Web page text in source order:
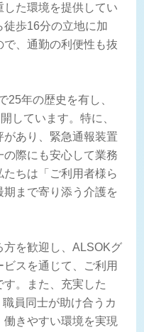
た環境を提供してい
徒歩16分の立地に加
で、通勤の利便性も抜
25年の歴史を有し、
しています。特に、
あり、緊急通報装置
際にも安心して業務
ちは「ご利用者様ら
まで寄り添う介護を
を歓迎し、ALSOKグ
スを通じて、ご利用
。また、充実した
員同士が助け合うカ
きやすい環境を実現